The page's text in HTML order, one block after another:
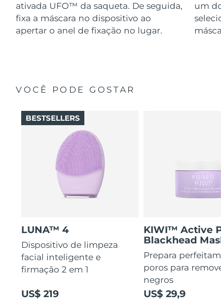
ativada UFO™ da saqueta. De seguida,
fixa a máscara no dispositivo ao
apertar o anel de fixação no lugar.
um
VOCÊ PODE GOSTAR
LUNA™ 4
Dispositivo de limpeza
facial inteligente e
firmação 2 em 1
US$ 219
BESTSELLERS
KIWI™ Active
Blackhead
Prepara
poros para
negros
US$ 29,9